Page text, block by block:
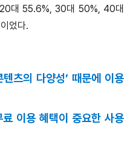
대 55.6%, 30대 50%, 40대
었다.
텐츠의 다양성’ 때문에 이용
이용 혜택이 중요한 사용